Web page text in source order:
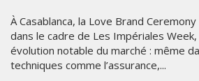
À Casablanca, la Love Brand
dans le cadre de Les Impériales
évolution notable du marché : même
techniques comme l’assurance,...